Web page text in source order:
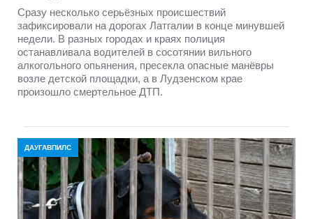
Сразу несколько серьёзных происшествий
зафиксировали на дорогах Латгалии в конце минувшей
недели. В разных городах и краях полиция
останавливала водителей в сосотянии вильного
алкогольного опьянения, пресекла опасные манёвры
возле детской площадки, а в Лудзенском крае
произошло смертельное ДТП.
ДАУГАВПИЛС